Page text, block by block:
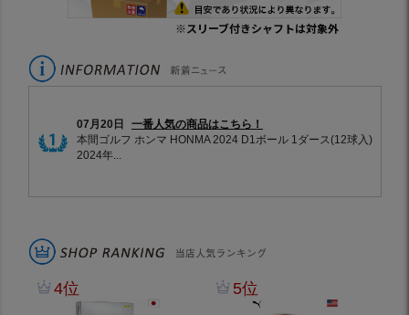
※スリーブ付きシャフトは対象外